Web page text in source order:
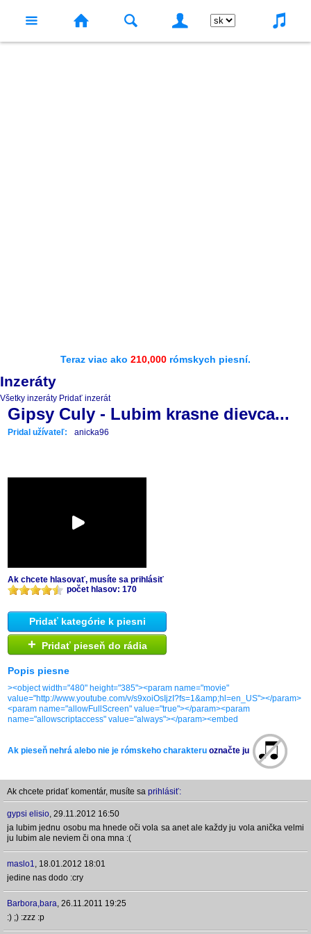
Teraz viac ako 210,000 rómskych piesní.
Inzeráty
Všetky inzeráty Pridať inzerát
Gipsy Culy - Lubim krasne dievca...
Pridal užívateľ: anicka96
Ak chcete hlasovať, musíte sa prihlásiť
počet hlasov: 170
Pridať kategórie k piesni
+ Pridať pieseň do rádia
Popis piesne
><object width="480" height="385"><param name="movie"
value="http://www.youtube.com/v/s9xoiOsIjzI?fs=1&amp;hl=en_US"></param>
<param name="allowFullScreen" value="true"></param><param
name="allowscriptaccess" value="always"></param><embed
shockwave-flash" allowscriptaccess="always" allowfullscreen="true" width="480"
height="385"></embed></object><br>moja oblubena pesnicka je krasna
Ak pieseň nehrá alebo nie je rómskeho charakteru označte ju
Ak chcete pridať komentár, musíte sa prihlásiť:
gypsi elisio, 29.11.2012 16:50
ja lubim jednu osobu ma hnede oči vola sa anet ale každy ju vola anička velmi
ju lubim ale neviem či ona mna :(
maslo1, 18.01.2012 18:01
jedine nas dodo :cry
Barbora,bara, 26.11.2011 19:25
:) ;) :zzz :p